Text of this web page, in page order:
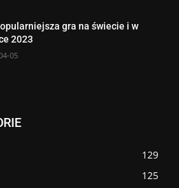
gra na świecie i w
2023
05
129
125